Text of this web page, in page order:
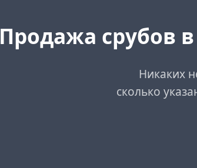
Продажа срубов
Никаких
сколько